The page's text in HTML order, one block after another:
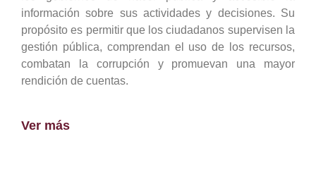
información sobre sus actividades y decisiones. Su
propósito es permitir que los ciudadanos supervisen la
gestión pública, comprendan el uso de los recursos,
combatan la corrupción y promuevan una mayor
rendición de cuentas.
Ver más